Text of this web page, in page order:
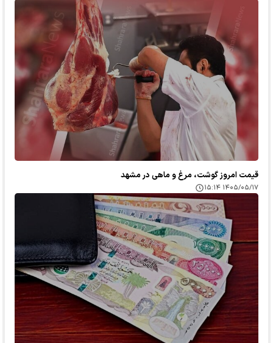
قیمت امروز گوشت، مرغ و ماهی در مشهد
۱۴۰۵/۰۵/۱۷ ۱۵:۱۴